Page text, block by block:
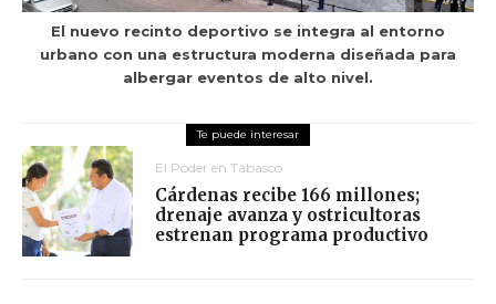
El nuevo recinto deportivo se integra al entorno
urbano con una estructura moderna diseñada para
albergar eventos de alto nivel.
El Poder en Tabasco
Cárdenas recibe 166 millones;
drenaje avanza y ostricultoras
estrenan programa productivo